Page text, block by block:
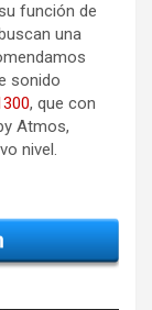
función de
una
sonido
, que con
Atmos,
nivel.